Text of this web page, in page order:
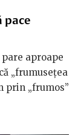
pace
aproape
„frumuseţea
prin „frumos”